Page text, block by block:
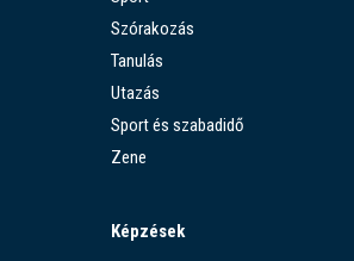
Szórakozás
Tanulás
Utazás
Sport és szabadidő
Zene
Képzések